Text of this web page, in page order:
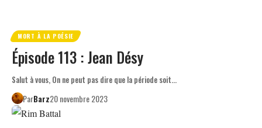
MORT À LA POÉSIE
Épisode 113 : Jean Désy
Salut à vous, On ne peut pas dire que la période soit…
ParBarz20 novembre 2023